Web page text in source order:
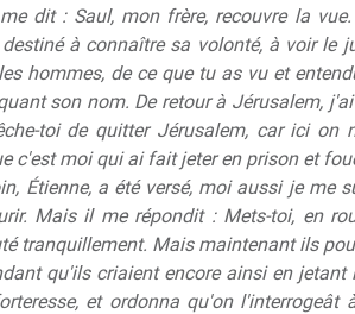
dit : Saul, mon frère, recouvre la
à connaître sa volonté, à voir le
hommes, de ce que tu as vu et
son nom. De retour à Jérusalem,
toi de quitter Jérusalem, car ici on
c'est moi qui ai fait jeter en prison et
Étienne, a été versé, moi aussi je me
Mais il me répondit : Mets-toi, en
tranquillement. Mais maintenant ils
qu'ils criaient encore ainsi en
et ordonna qu'on